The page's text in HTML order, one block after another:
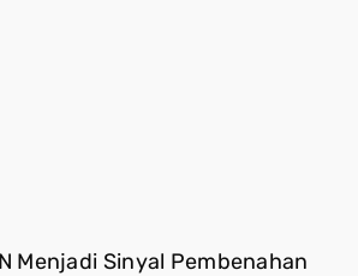
Menjadi Sinyal Pembenahan